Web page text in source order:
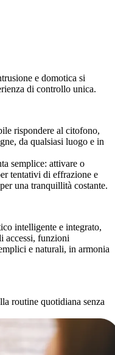
e domotica si
di controllo unica.
rispondere al citofono,
da qualsiasi luogo e in
semplice: attivare o
tentativi di effrazione e
una tranquillità costante.
intelligente e integrato,
accessi, funzioni
e naturali, in armonia
routine quotidiana senza